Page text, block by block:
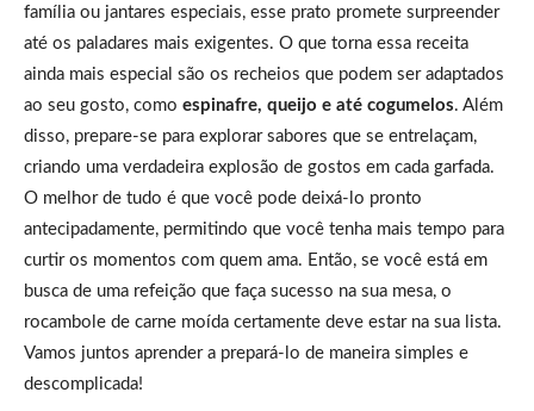
família ou jantares especiais, esse prato promete surpreender
até os paladares mais exigentes. O que torna essa receita
ainda mais especial são os recheios que podem ser adaptados
ao seu gosto, como espinafre, queijo e até cogumelos. Além
disso, prepare-se para explorar sabores que se entrelaçam,
criando uma verdadeira explosão de gostos em cada garfada.
O melhor de tudo é que você pode deixá-lo pronto
antecipadamente, permitindo que você tenha mais tempo para
curtir os momentos com quem ama. Então, se você está em
busca de uma refeição que faça sucesso na sua mesa, o
rocambole de carne moída certamente deve estar na sua lista.
Vamos juntos aprender a prepará-lo de maneira simples e
descomplicada!